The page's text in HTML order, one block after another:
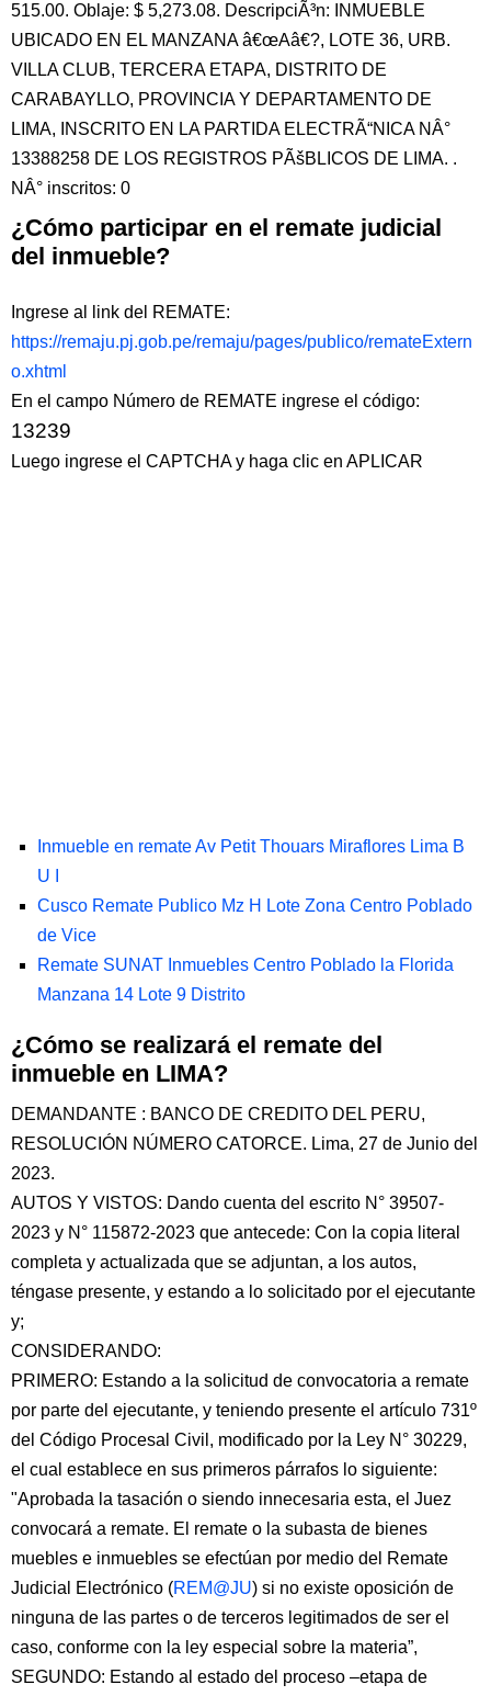
515.00. Oblaje: $ 5,273.08. DescripciÃ³n: INMUEBLE
UBICADO EN EL MANZANA â€œAâ€?, LOTE 36, URB.
VILLA CLUB, TERCERA ETAPA, DISTRITO DE
CARABAYLLO, PROVINCIA Y DEPARTAMENTO DE
LIMA, INSCRITO EN LA PARTIDA ELECTRÃ“NICA NÂ°
13388258 DE LOS REGISTROS PÃšBLICOS DE LIMA. .
NÂ° inscritos: 0
¿Cómo participar en el remate judicial
del inmueble?
Ingrese al link del REMATE:
https://remaju.pj.gob.pe/remaju/pages/publico/remateExtern
o.xhtml
En el campo Número de REMATE ingrese el código:
13239
Luego ingrese el CAPTCHA y haga clic en APLICAR
Inmueble en remate Av Petit Thouars Miraflores Lima B
U I
Cusco Remate Publico Mz H Lote Zona Centro Poblado
de Vice
Remate SUNAT Inmuebles Centro Poblado la Florida
Manzana 14 Lote 9 Distrito
¿Cómo se realizará el remate del
inmueble en LIMA?
DEMANDANTE : BANCO DE CREDITO DEL PERU,
RESOLUCIÓN NÚMERO CATORCE. Lima, 27 de Junio del
2023.
AUTOS Y VISTOS: Dando cuenta del escrito N° 39507-
2023 y N° 115872-2023 que antecede: Con la copia literal
completa y actualizada que se adjuntan, a los autos,
téngase presente, y estando a lo solicitado por el ejecutante
y;
CONSIDERANDO:
PRIMERO: Estando a la solicitud de convocatoria a remate
por parte del ejecutante, y teniendo presente el artículo 731º
del Código Procesal Civil, modificado por la Ley N° 30229,
el cual establece en sus primeros párrafos lo siguiente:
"Aprobada la tasación o siendo innecesaria esta, el Juez
convocará a remate. El remate o la subasta de bienes
muebles e inmuebles se efectúan por medio del Remate
Judicial Electrónico (REM@JU) si no existe oposición de
ninguna de las partes o de terceros legitimados de ser el
caso, conforme con la ley especial sobre la materia”,
SEGUNDO: Estando al estado del proceso –etapa de